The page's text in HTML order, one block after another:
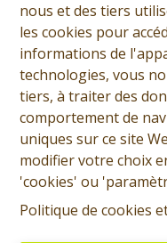
nous et des tiers
les cookies pour
informations de
technologies, vous
tiers, à traiter des
comportement de
uniques sur ce site
modifier votre choix
'cookies' ou
Politique de cookies
4 1
1
Prix: Offre à partir de